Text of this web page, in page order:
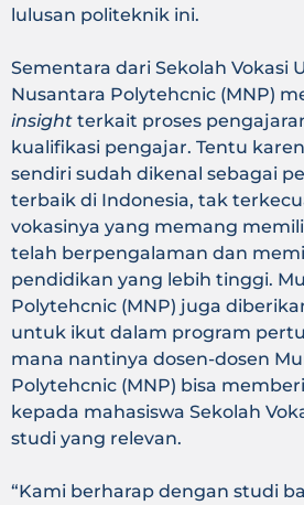
lulusan politeknik ini.
Sementara dari Sekolah Vokasi
Nusantara Polytehcnic (MNP)
insight terkait proses
kualifikasi pengajar. Tentu
sendiri sudah dikenal sebagai
terbaik di Indonesia, tak
vokasinya yang memang
telah berpengalaman dan
pendidikan yang lebih tinggi.
Polytehcnic (MNP) juga
untuk ikut dalam program
mana nantinya dosen-dosen
Polytehcnic (MNP) bisa
kepada mahasiswa Sekolah
studi yang relevan.
“Kami berharap dengan studi